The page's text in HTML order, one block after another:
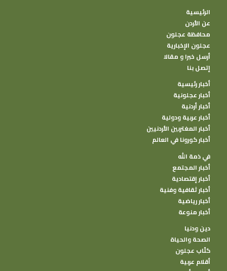
الرئيسية
عن الأردن
محافظة عجلون
عجلون الإخبارية
أرسل خبرا و مقالا
إتصل بنا
أخبار رئيسية
أخبار عجلونية
أخبار أردنية
أخبار عربية ودولية
أخبار المغتربين الأردنيين
أخبار كورونا في العالم
في ذمة الله
أخبار المجتمع
أخبار إقتصادية
أخبار ثقافية وفنية
أخبار رياضية
أخبار منوعة
دين ودنيا
الصحة والحياة
كتًاب عجلون
أقلام عربية